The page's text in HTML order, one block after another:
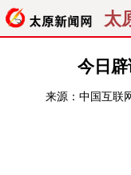
太
经济
今日辟
来源： 中国互联